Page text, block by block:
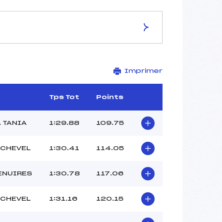
STADE DE SLALOM DU BOUC
150
3010/03/13
51
IZARD LLORENC (SA)
Imprimer
Tps Tot Points
TANIA 1:29.88 109.75
1:30.41 114.05
1:30.78 117.06
1:31.16 120.15